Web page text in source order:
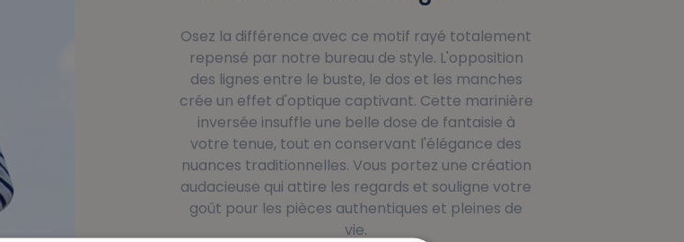
Osez la différence avec ce motif rayé totalement
repensé par notre bureau de style. L'opposition
des lignes entre le buste, le dos et les manches
crée un effet d'optique captivant. Cette marinière
inversée insuffle une belle dose de fantaisie à
votre tenue, tout en conservant l'élégance des
nuances traditionnelles. Vous portez une création
audacieuse qui attire les regards et souligne votre
goût pour les pièces authentiques et pleines de
vie.